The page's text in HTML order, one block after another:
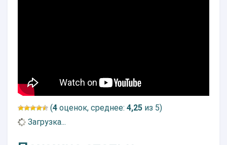
(4 оценок, среднее: 4,25 из 5)
Загрузка...